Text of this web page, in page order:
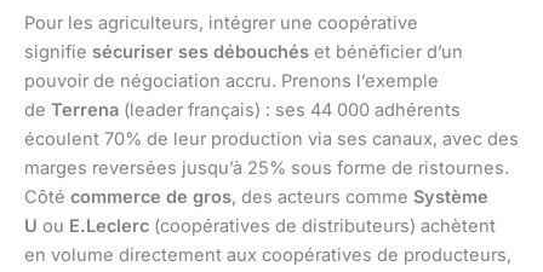
Pour les agriculteurs, intégrer une coopérative
signifie sécuriser ses débouchés et bénéficier d’un
pouvoir de négociation accru. Prenons l’exemple
de Terrena (leader français) : ses 44 000 adhérents
écoulent 70% de leur production via ses canaux, avec des
marges reversées jusqu’à 25% sous forme de ristournes.
Côté commerce de gros, des acteurs comme Système
U ou E.Leclerc (coopératives de distributeurs) achètent
en volume directement aux coopératives de producteurs,